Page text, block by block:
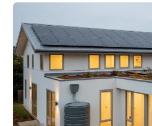
del
año:
Guía
completa
2025